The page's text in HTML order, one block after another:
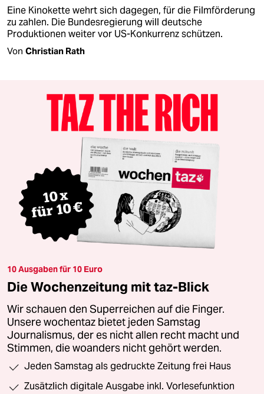
Eine Kinokette wehrt sich dagegen, für die Filmförderung
zu zahlen. Die Bundesregierung will deutsche
Produktionen weiter vor US-Konkurrenz schützen.
Von Christian Rath
10 Ausgaben für 10 Euro
Die Wochenzeitung mit taz-Blick
Wir schauen den Superreichen auf die Finger.
Unsere wochentaz bietet jeden Samstag
Journalismus, der es nicht allen recht macht und
Stimmen, die woanders nicht gehört werden.
Jeden Samstag als gedruckte Zeitung frei Haus
Zusätzlich digitale Ausgabe inkl. Vorlesefunktion